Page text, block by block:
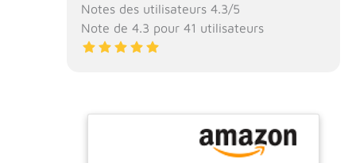
Notes des utilisateurs 4.3/5
Note de 4.3 pour 41 utilisateurs